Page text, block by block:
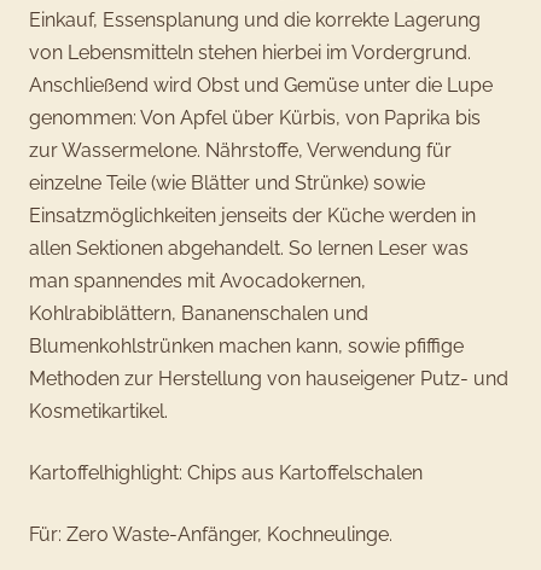
Einkauf, Essensplanung und die korrekte Lagerung
von Lebensmitteln stehen hierbei im Vordergrund.
Anschließend wird Obst und Gemüse unter die Lupe
genommen: Von Apfel über Kürbis, von Paprika bis
zur Wassermelone. Nährstoffe, Verwendung für
einzelne Teile (wie Blätter und Strünke) sowie
Einsatzmöglichkeiten jenseits der Küche werden in
allen Sektionen abgehandelt. So lernen Leser was
man spannendes mit Avocadokernen,
Kohlrabiblättern, Bananenschalen und
Blumenkohlstrünken machen kann, sowie pfiffige
Methoden zur Herstellung von hauseigener Putz- und
Kosmetikartikel.
Kartoffelhighlight: Chips aus Kartoffelschalen
Für: Zero Waste-Anfänger, Kochneulinge.